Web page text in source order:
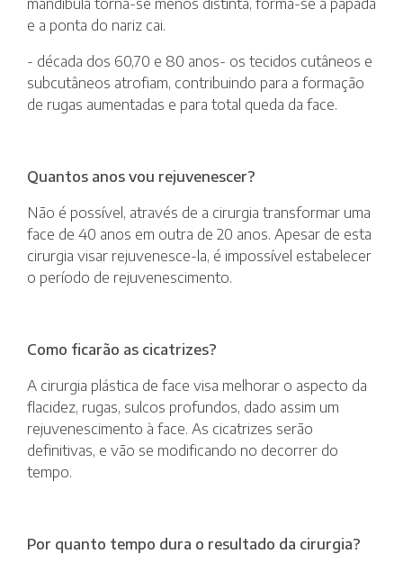
e a ponta do nariz cai.
- década dos 60,70 e 80 anos- os tecidos cutâneos e
subcutâneos atrofiam, contribuindo para a formação
de rugas aumentadas e para total queda da face.
Quantos anos vou rejuvenescer?
Não é possível, através de a cirurgia transformar uma
face de 40 anos em outra de 20 anos. Apesar de esta
cirurgia visar rejuvenesce-la, é impossível estabelecer
o período de rejuvenescimento.
Como ficarão as cicatrizes?
A cirurgia plástica de face visa melhorar o aspecto da
flacidez, rugas, sulcos profundos, dado assim um
rejuvenescimento à face. As cicatrizes serão
definitivas, e vão se modificando no decorrer do
tempo.
Por quanto tempo dura o resultado da cirurgia?